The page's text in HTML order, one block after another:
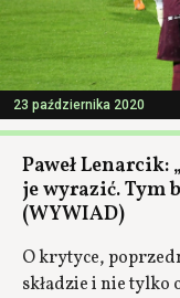
23 października 2020
Paweł
je wyrazić. Tym
(WYWIAD)
O krytyce,
składzie i nie tylko